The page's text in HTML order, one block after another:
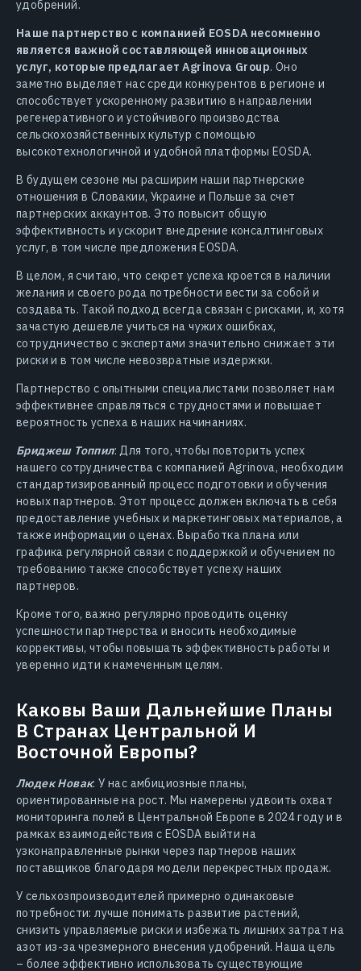
удобрений.
Наше партнерство с компанией EOSDA несомненно
является важной составляющей инновационных
услуг, которые предлагает Agrinova Group. Оно
заметно выделяет нас среди конкурентов в регионе и
способствует ускоренному развитию в направлении
регенеративного и устойчивого производства
сельскохозяйственных культур с помощью
высокотехнологичной и удобной платформы EOSDA.
В будущем сезоне мы расширим наши партнерские
отношения в Словакии, Украине и Польше за счет
партнерских аккаунтов. Это повысит общую
эффективность и ускорит внедрение консалтинговых
услуг, в том числе предложения EOSDA.
В целом, я считаю, что секрет успеха кроется в наличии
желания и своего рода потребности вести за собой и
создавать. Такой подход всегда связан с рисками, и, хотя
зачастую дешевле учиться на чужих ошибках,
сотрудничество с экспертами значительно снижает эти
риски и в том числе невозвратные издержки.
Партнерство с опытными специалистами позволяет нам
эффективнее справляться с трудностями и повышает
вероятность успеха в наших начинаниях.
Бриджеш Топпил: Для того, чтобы повторить успех
нашего сотрудничества с компанией Agrinova, необходим
стандартизированный процесс подготовки и обучения
новых партнеров. Этот процесс должен включать в себя
предоставление учебных и маркетинговых материалов, а
также информации о ценах. Выработка плана или
графика регулярной связи с поддержкой и обучением по
требованию также способствует успеху наших
партнеров.
Кроме того, важно регулярно проводить оценку
успешности партнерства и вносить необходимые
коррективы, чтобы повышать эффективность работы и
уверенно идти к намеченным целям.
Каковы Ваши Дальнейшие Планы
В Странах Центральной И
Восточной Европы?
Людек Новак: У нас амбициозные планы,
ориентированные на рост. Мы намерены удвоить охват
мониторинга полей в Центральной Европе в 2024 году и в
рамках взаимодействия с EOSDA выйти на
узконаправленные рынки через партнеров наших
поставщиков благодаря модели перекрестных продаж.
У сельхозпроизводителей примерно одинаковые
потребности: лучше понимать развитие растений,
снизить управляемые риски и избежать лишних затрат на
азот из-за чрезмерного внесения удобрений. Наша цель
– более эффективно использовать существующие